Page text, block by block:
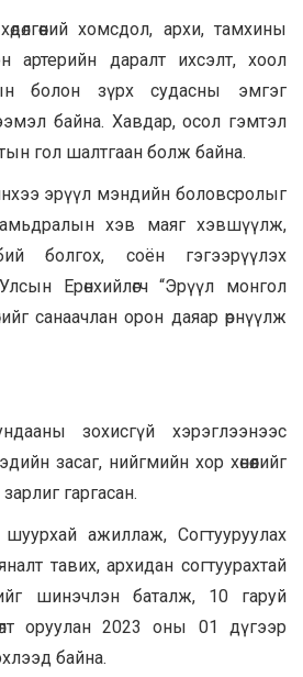
хомсдол, архи, тамхины
артерийн даралт ихсэлт, хоол
болон зүрх судасны эмгэг
байна. Хавдар, осол гэмтэл
гол шалтгаан болж байна.
эрүүл мэндийн боловсролыг
хэв маяг хэвшүүлж,
болгох, соён гэгээрүүлэх
Ерөнхийлөгч “Эрүүл монгол
санаачлан орон даяар өрнүүлж
зохисгүй хэрэглээнээс
засаг, нийгмийн хор хөнөөлийг
гаргасан.
ажиллаж, Согтууруулах
тавих, архидан согтуурахтай
шинэчлэн баталж, 10 гаруй
оруулан 2023 оны 01 дүгээр
байна.